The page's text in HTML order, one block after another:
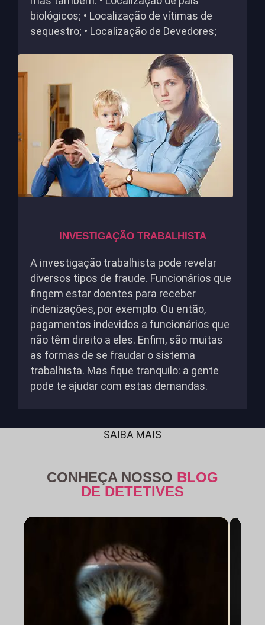
biológicos; • Localização de vítimas de
sequestro; • Localização de Devedores;
INVESTIGAÇÃO TRABALHISTA
A investigação trabalhista pode revelar
diversos tipos de fraude. Funcionários que
fingem estar doentes para receber
indenizações, por exemplo. Ou então,
pagamentos indevidos a funcionários que
não têm direito a eles. Enfim, são muitas
as formas de se fraudar o sistema
trabalhista. Mas fique tranquilo: a gente
pode te ajudar com estas demandas.
SAIBA MAIS
CONHEÇA NOSSO BLOG
DE DETETIVES